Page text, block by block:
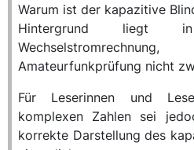
Warum ist der kapazitive
Hintergrund liegt
Amateurfunkprüfung nicht
Für Leserinnen und
komplexen Zahlen sei
korrekte Darstellung des